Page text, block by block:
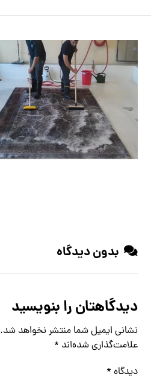
بدون دیدگاه
دیدگاهتان را بنویسید
نشانی ایمیل شما منتشر نخواهد شد.
علامت‌گذاری شده‌اند *
دیدگاه *